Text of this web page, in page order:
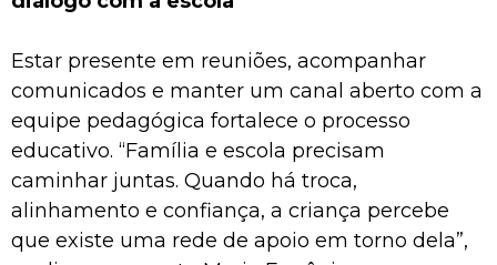
Estar presente em reuniões, acompanhar
comunicados e manter um canal aberto com a
equipe pedagógica fortalece o processo
educativo. “Família e escola precisam
caminhar juntas. Quando há troca,
alinhamento e confiança, a criança percebe
que existe uma rede de apoio em torno dela”,